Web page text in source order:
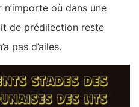
où dans une
de prédilection reste
pas d’ailes.